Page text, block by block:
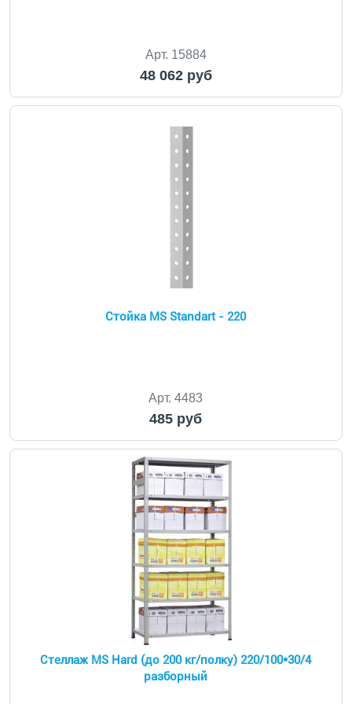
Арт. 15884
48 062 руб
Стойка MS Standart - 220
Арт. 4483
485 руб
Стеллаж MS Hard (до 200 кг/полку) 220/100*30/4
разборный